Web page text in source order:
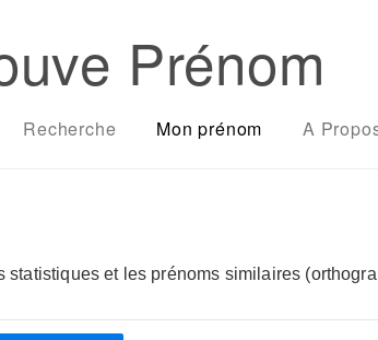
Prénom
Recherche Mon prénom A
statistiques et les prénoms similaires